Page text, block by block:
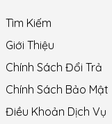
Tìm Kiếm
Giới Thiệu
Chính Sách Đổi Trả
Chính Sách Bảo Mật
Điều Khoản Dịch Vụ